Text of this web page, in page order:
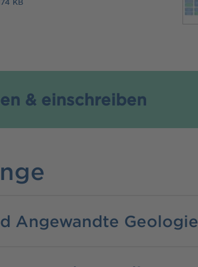
& einschreiben
Angewandte Geologie